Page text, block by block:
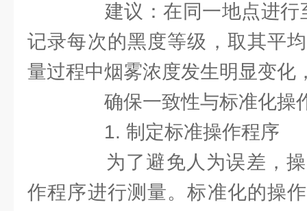
建议：在同一地点进行
记录每次的黑度等级，取其平
量过程中烟雾浓度发生明显变化
确保一致性与标准化操
1. 制定标准操作程序
为了避免人为误差，操
作程序进行测量。标准化的操